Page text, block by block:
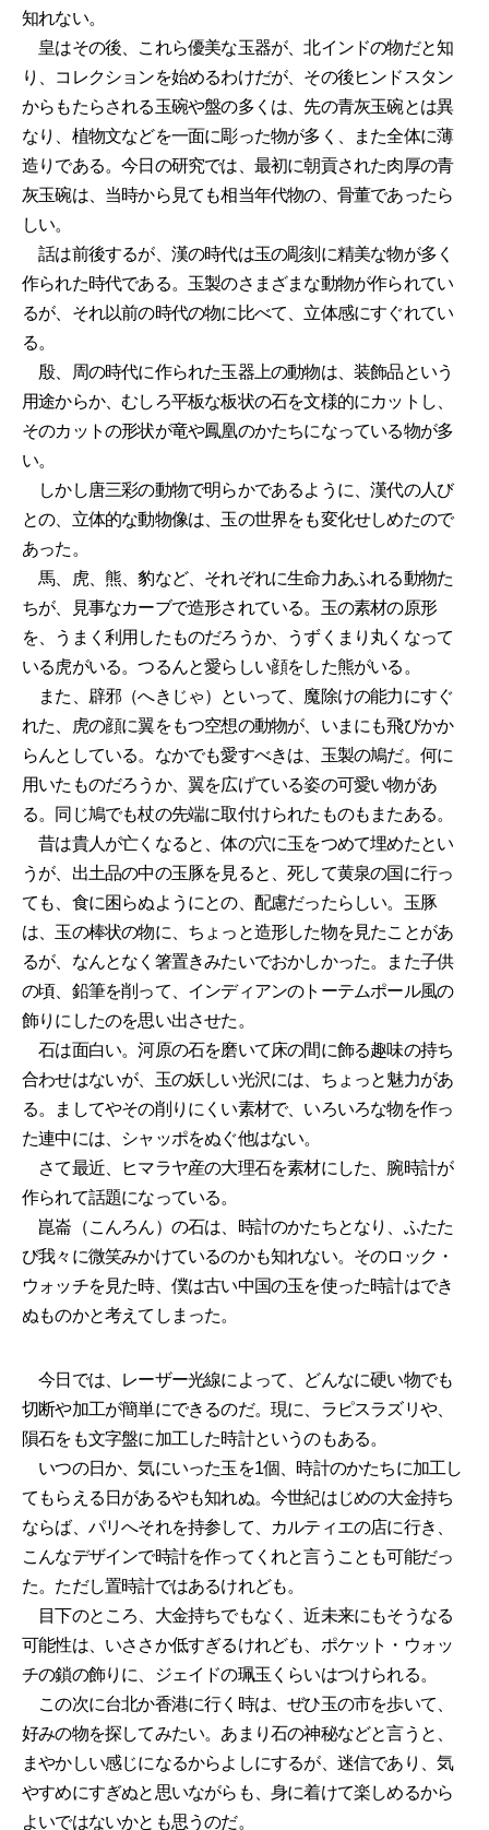
知れない。
皇はその後、これら優美な玉器が、北インドの物だと知
り、コレクションを始めるわけだが、その後ヒンドスタン
からもたらされる玉碗や盤の多くは、先の青灰玉碗とは異
なり、植物文などを一面に彫った物が多く、また全体に薄
造りである。今日の研究では、最初に朝貢された肉厚の青
灰玉碗は、当時から見ても相当年代物の、骨董であったら
しい。
話は前後するが、漢の時代は玉の彫刻に精美な物が多く
作られた時代である。玉製のさまざまな動物が作られてい
るが、それ以前の時代の物に比べて、立体感にすぐれてい
る。
殷、周の時代に作られた玉器上の動物は、装飾品という
用途からか、むしろ平板な板状の石を文様的にカットし、
そのカットの形状が竜や鳳凰のかたちになっている物が多
い。
しかし唐三彩の動物で明らかであるように、漢代の人び
との、立体的な動物像は、玉の世界をも変化せしめたので
あった。
馬、虎、熊、豹など、それぞれに生命力あふれる動物た
ちが、見事なカーブで造形されている。玉の素材の原形
を、うまく利用したものだろうか、うずくまり丸くなって
いる虎がいる。つるんと愛らしい顔をした熊がいる。
また、辟邪（へきじゃ）といって、魔除けの能力にすぐ
れた、虎の顔に翼をもつ空想の動物が、いまにも飛びかか
らんとしている。なかでも愛すべきは、玉製の鳩だ。何に
用いたものだろうか、翼を広げている姿の可愛い物があ
る。同じ鳩でも杖の先端に取付けられたものもまたある。
昔は貴人が亡くなると、体の穴に玉をつめて埋めたとい
うが、出土品の中の玉豚を見ると、死して黄泉の国に行っ
ても、食に困らぬようにとの、配慮だったらしい。玉豚
は、玉の棒状の物に、ちょっと造形した物を見たことがあ
るが、なんとなく箸置きみたいでおかしかった。また子供
の頃、鉛筆を削って、インディアンのトーテムポール風の
飾りにしたのを思い出させた。
石は面白い。河原の石を磨いて床の間に飾る趣味の持ち
合わせはないが、玉の妖しい光沢には、ちょっと魅力があ
る。ましてやその削りにくい素材で、いろいろな物を作っ
た連中には、シャッポをぬぐ他はない。
さて最近、ヒマラヤ産の大理石を素材にした、腕時計が
作られて話題になっている。
崑崙（こんろん）の石は、時計のかたちとなり、ふたた
び我々に微笑みかけているのかも知れない。そのロック・
ウォッチを見た時、僕は古い中国の玉を使った時計はでき
ぬものかと考えてしまった。
今日では、レーザー光線によって、どんなに硬い物でも
切断や加工が簡単にできるのだ。現に、ラピスラズリや、
隕石をも文字盤に加工した時計というのもある。
いつの日か、気にいった玉を1個、時計のかたちに加工し
てもらえる日があるやも知れぬ。今世紀はじめの大金持ち
ならば、パリへそれを持参して、カルティエの店に行き、
こんなデザインで時計を作ってくれと言うことも可能だっ
た。ただし置時計ではあるけれども。
目下のところ、大金持ちでもなく、近未来にもそうなる
可能性は、いささか低すぎるけれども、ポケット・ウォッ
チの鎖の飾りに、ジェイドの珮玉くらいはつけられる。
この次に台北か香港に行く時は、ぜひ玉の市を歩いて、
好みの物を探してみたい。あまり石の神秘などと言うと、
まやかしい感じになるからよしにするが、迷信であり、気
やすめにすぎぬと思いながらも、身に着けて楽しめるから
よいではないかとも思うのだ。